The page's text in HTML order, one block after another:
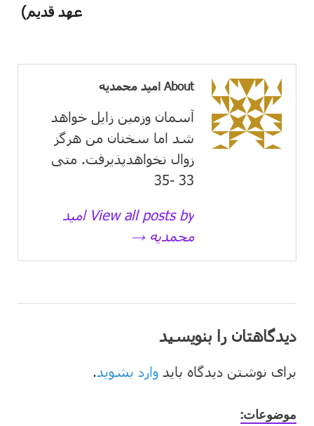
عهد قدیم)
About امید محمدیه
آسمان وزمین زايل خواهد
شد اما سخنان من هرگز
زوال نخواهدپذیرفت. متی
33 -35
View all posts by امید
محمدیه →
دیدگاهتان را بنویسید
برای نوشتن دیدگاه باید وارد بشوید.
موضوعات: